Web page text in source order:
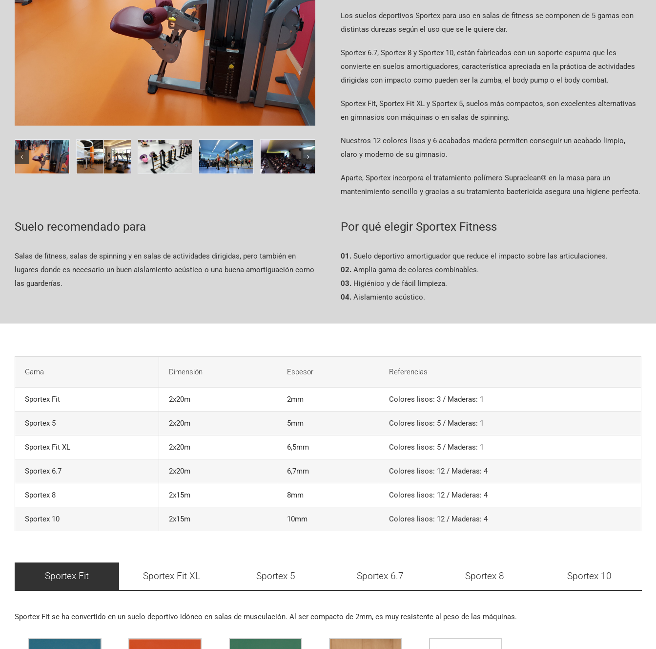
Los suelos deportivos Sportex para uso en salas de fitness se componen de 5 gamas con
distintas durezas según el uso que se le quiere dar.
Sportex 6.7, Sportex 8 y Sportex 10, están fabricados con un soporte espuma que les
convierte en suelos amortiguadores, característica apreciada en la práctica de actividades
dirigidas con impacto como pueden ser la zumba, el body pump o el body combat.
Sportex Fit, Sportex Fit XL y Sportex 5, suelos más compactos, son excelentes alternativas
en gimnasios con máquinas o en salas de spinning.
Nuestros 12 colores lisos y 6 acabados madera permiten conseguir un acabado limpio,
claro y moderno de su gimnasio.
Aparte, Sportex incorpora el tratamiento polímero Supraclean® en la masa para un
mantenimiento sencillo y gracias a su tratamiento bactericida asegura una higiene perfecta.
Suelo recomendado para
Salas de fitness, salas de spinning y en salas de actividades dirigidas, pero también en
lugares donde es necesario un buen aislamiento acústico o una buena amortiguación como
las guarderías.
Por qué elegir Sportex Fitness
01.Suelo deportivo amortiguador que reduce el impacto sobre las articulaciones.
02.Amplia gama de colores combinables.
03.Higiénico y de fácil limpieza.
04.Aislamiento acústico.
Gama Dimensión Espesor Referencias
Sportex Fit 2x20m 2mm Colores lisos: 3 / Maderas: 1
Sportex 5 2x20m 5mm Colores lisos: 5 / Maderas: 1
Sportex Fit XL 2x20m 6,5mm Colores lisos: 5 / Maderas: 1
Sportex 6.7 2x20m 6,7mm Colores lisos: 12 / Maderas: 4
Sportex 8 2x15m 8mm Colores lisos: 12 / Maderas: 4
Sportex 10 2x15m 10mm Colores lisos: 12 / Maderas: 4
Sportex Fit Sportex Fit XL Sportex 5 Sportex 6.7 Sportex 8 Sportex 10
Sportex Fit se ha convertido en un suelo deportivo idóneo en salas de musculación. Al ser compacto de 2mm, es muy resistente al peso de las máquinas.